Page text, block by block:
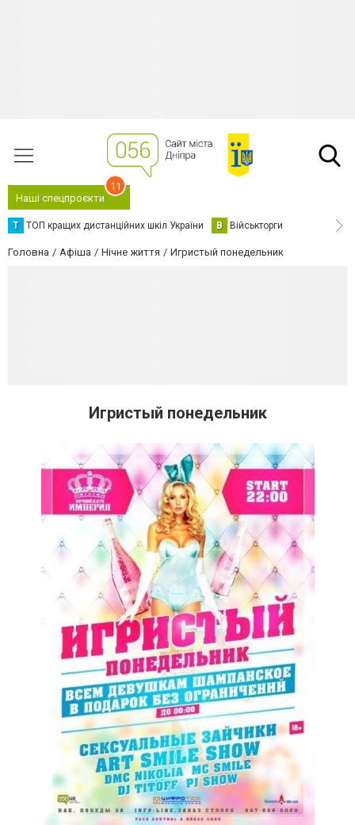
Наші спецпроєкти
11
Т ТОП кращих дистанційних шкіл України В Військторги
Головна Афіша Нічне життя Игристый понедельник
Игристый понедельник